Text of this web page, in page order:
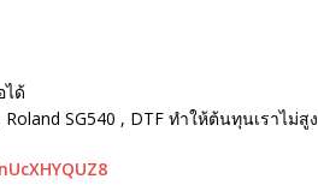
ได้
SG540 , DTF ทำให้ต้นทุนเราไม่สูง